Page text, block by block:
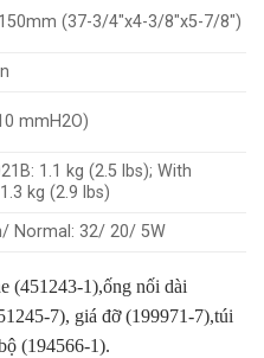
(37-3/4″x4-3/8″x5-7/8″)
mmH2O)
1.1 kg (2.5 lbs); With
kg (2.9 lbs)
Normal: 32/ 20/ 5W
(451243-1),ống nối dài
7), giá đỡ (199971-7),túi
(194566-1).